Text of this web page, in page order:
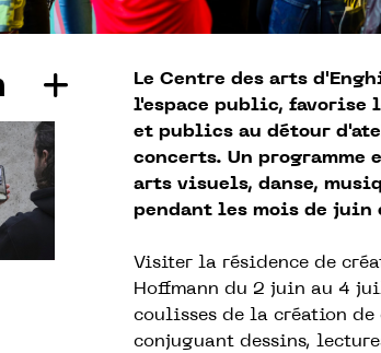
Le Centre des arts
l'espace public, favorise
et publics au détour
concerts. Un
arts visuels, danse,
pendant les mois de
Visiter la résidence de
Hoffmann du 2 juin au 4
coulisses de la création
conjuguant dessins,